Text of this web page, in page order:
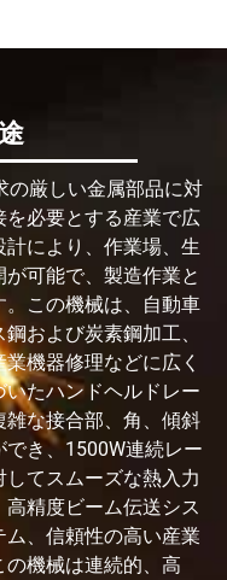
い
より広
い溶接
ビード
MIG溶接
よりは狭
いが、通
常はレー
ザー溶接
よりは広
い
レーザ
ー溶接
よりも
大きい
中～大
中～高 中くらい
の厳しい金属部品に対
を必要とする産業で広
計により、作業場、生
可能で、製造作業と
この機械は、自動車
および炭素鋼加工、
機器修理などに広く
たハンドヘルドレー
な接合部、角、傾斜
き、1500W連続レー
てスムーズな熱入力
精度ビーム伝送シス
、信頼性の高い産業
機械は連続的、高